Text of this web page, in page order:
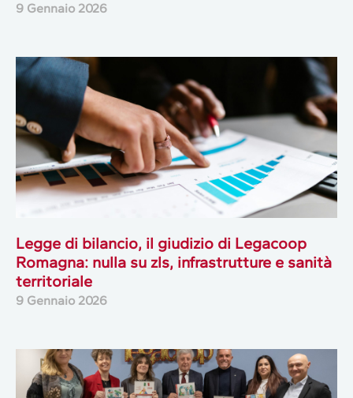
9 Gennaio 2026
Legge di bilancio, il giudizio di Legacoop
Romagna: nulla su zls, infrastrutture e sanità
territoriale
9 Gennaio 2026